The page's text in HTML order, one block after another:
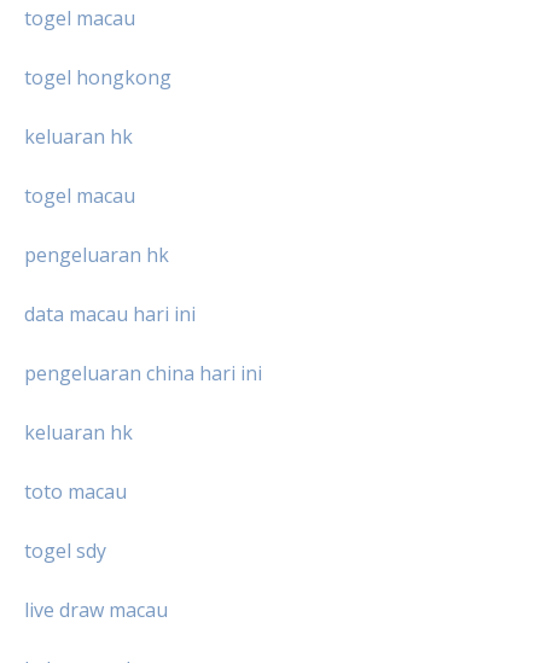
togel macau
togel hongkong
keluaran hk
togel macau
pengeluaran hk
data macau hari ini
pengeluaran china hari ini
keluaran hk
toto macau
togel sdy
live draw macau